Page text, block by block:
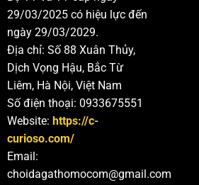
29/03/2025 có hiệu lực đến
ngày 29/03/2029.
Địa chỉ: Số 88 Xuân Thủy,
Dịch Vọng Hậu, Bắc Từ
Liêm, Hà Nội, Việt Nam
Số điện thoại: 0933675551
Website: https://c-
curioso.com/
Email:
choidagathomocom@gmail.com